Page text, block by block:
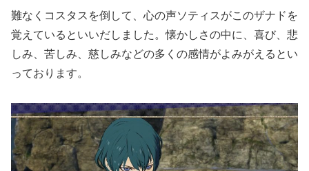
難なくコスタスを倒して、心の声ソティスがこのザナドを
覚えているといいだしました。懐かしさの中に、喜び、悲
しみ、苦しみ、慈しみなどの多くの感情がよみがえるとい
っております。